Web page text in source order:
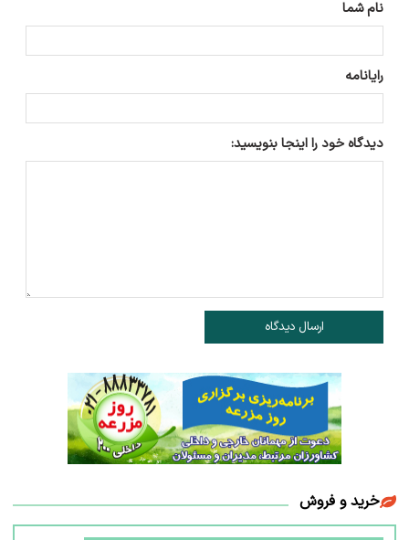
نام شما
رایانامه
دیدگاه خود را اینجا بنویسید:
ارسال دیدگاه
خرید و فروش